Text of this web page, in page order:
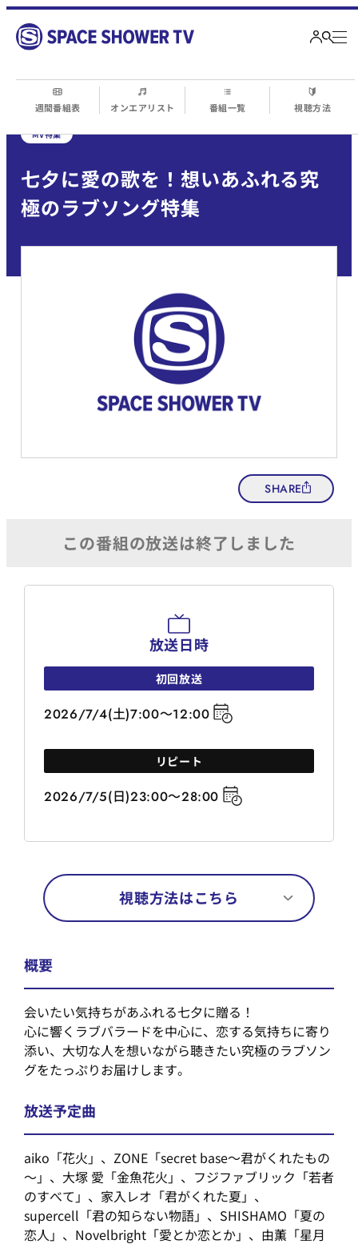
週間番組表 オンエアリスト 番組一覧 視聴方法
MV特集
七夕に愛の歌を！想いあふれる究
極のラブソング特集
SHARE
放送日時
初回放送
2026/7/4(土)7:00～12:00
リピート
2026/7/5(日)23:00～28:00
視聴方法はこちら
概要
会いたい気持ちがあふれる七夕に贈る！
心に響くラブバラードを中心に、恋する気持ちに寄り
添い、大切な人を想いながら聴きたい究極のラブソン
グをたっぷりお届けします。
放送予定曲
aiko「花火」、ZONE「secret base～君がくれたもの
～」、大塚 愛「金魚花火」、フジファブリック「若者
のすべて」、家入レオ「君がくれた夏」、
supercell「君の知らない物語」、SHISHAMO「夏の
恋人」、Novelbright「愛とか恋とか」、由薫「星月